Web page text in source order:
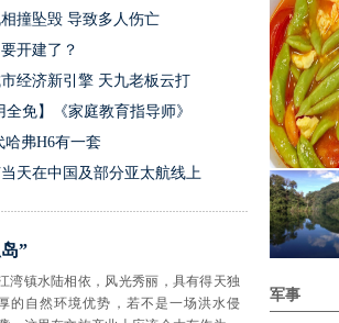
撞坠毁 导致多人伤亡
开建了？
经济新引擎 天九老板云打
全免】《家庭教育指导师》
弗H6有一套
天在中国及部分亚太航线上
”
湾镇水陆相依，风光秀丽，具有得天独
的自然环境优势，若不是一场洪水侵
军事